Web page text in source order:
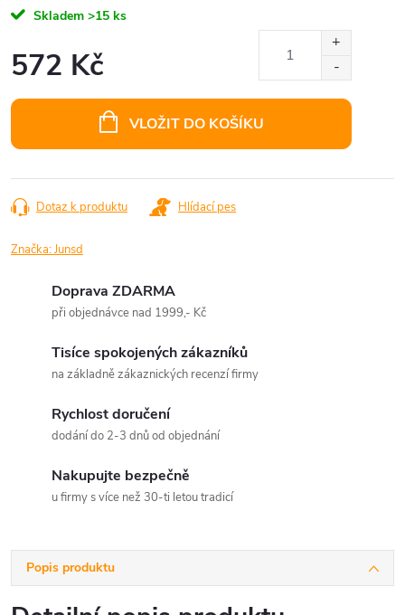
Skladem >15 ks
572 Kč
VLOŽIT DO KOŠÍKU
Dotaz k produktu Hlídací pes
Značka:Junsd
Doprava ZDARMA
při objednávce nad 1999,- Kč
Tisíce spokojených zákazníků
na základně zákaznických recenzí firmy
Rychlost doručení
dodání do 2-3 dnů od objednání
Nakupujte bezpečně
u firmy s více než 30-ti letou tradicí
Popis produktu